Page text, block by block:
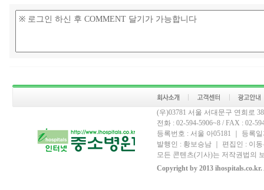
(우)03781 서울 서대문구 연희로
전화 : 02-594-5906~8 / FAX : 02-
등록번호 : 서울 아05181 ｜ 등록
발행인 : 황보승남 ｜ 편집인 : 이
모든 콘텐츠(기사)는 저작권법의
Copyright by 2013 ihospitals.co.kr.